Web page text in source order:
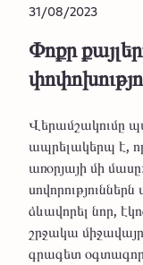
31/08/2023
Փոքր
Վերամշակումը
ապրելակերպ է,
առօրյայի մի
ձևավորել նոր,
շրջակա
գրագետ